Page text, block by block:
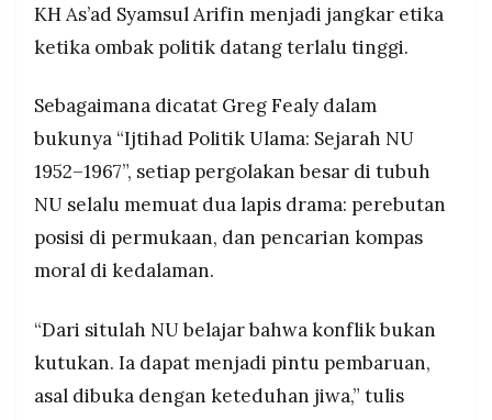
KH As’ad Syamsul Arifin menjadi jangkar etika
ketika ombak politik datang terlalu tinggi.
Sebagaimana dicatat Greg Fealy dalam
bukunya “Ijtihad Politik Ulama: Sejarah NU
1952–1967”, setiap pergolakan besar di tubuh
NU selalu memuat dua lapis drama: perebutan
posisi di permukaan, dan pencarian kompas
moral di kedalaman.
“Dari situlah NU belajar bahwa konflik bukan
kutukan. Ia dapat menjadi pintu pembaruan,
asal dibuka dengan keteduhan jiwa,” tulis